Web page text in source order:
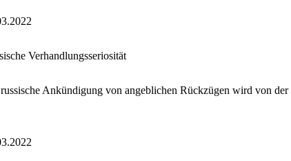
Verhandlungsseriosität
Ankündigung von angeblichen Rückzügen wird von der